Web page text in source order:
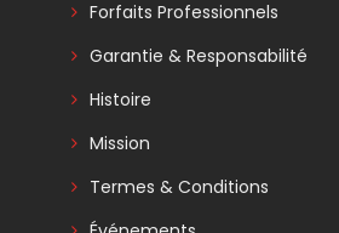
Forfaits Professionnels
Garantie & Responsabilité
Histoire
Mission
Termes & Conditions